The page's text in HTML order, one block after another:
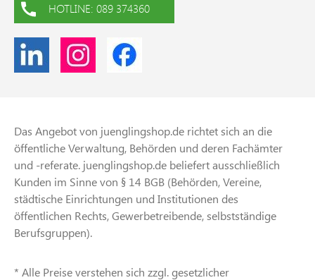
HOTLINE: 089 374360
Das Angebot von juenglingshop.de richtet sich an die
öffentliche Verwaltung, Behörden und deren Fachämter
und -referate. juenglingshop.de beliefert ausschließlich
Kunden im Sinne von § 14 BGB (Behörden, Vereine,
städtische Einrichtungen und Institutionen des
öffentlichen Rechts, Gewerbetreibende, selbstständige
Berufsgruppen).
* Alle Preise verstehen sich zzgl. gesetzlicher